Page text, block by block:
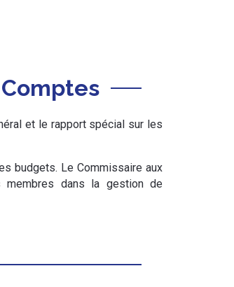
et le rapport spécial sur les
budgets. Le Commissaire aux
membres dans la gestion de